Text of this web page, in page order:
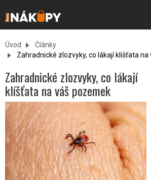
Úvod
Články
Zahradnické zlozvyky, co lákají klíšťata
Zahradnické zlozvyky, co lákají
klíšťata na váš pozemek